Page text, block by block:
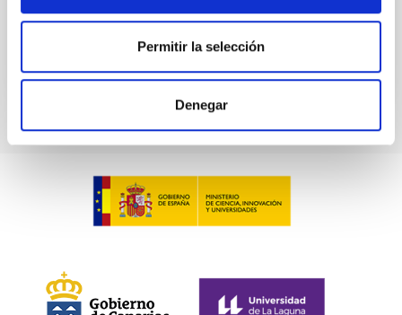
Permitir la selección
Denegar
VÍDEO DE LA CHARLA